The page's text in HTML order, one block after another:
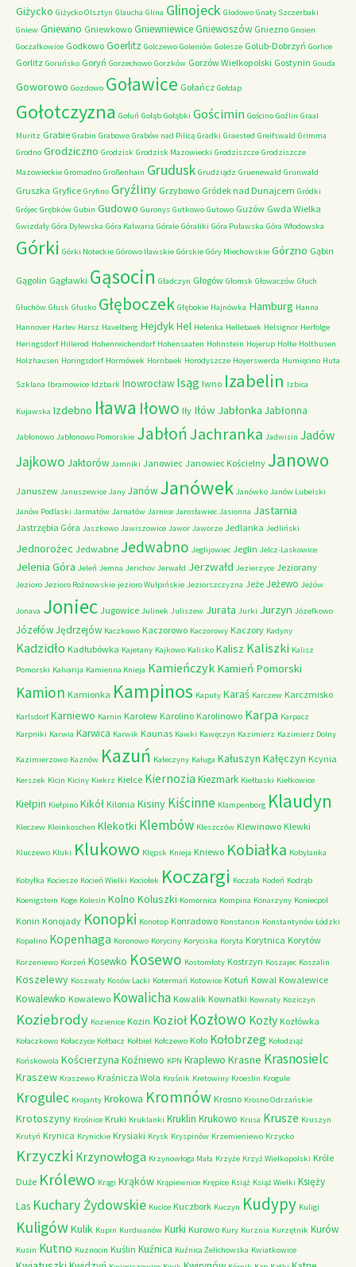
Giżycko Giżycko Olsztyn Glaucha Glina Glinojeck Glodowo Gnaty Szczerbaki
Gniew Gniewino Gniewkowo GniewniewiceGniewoszów Gniezno Gnoien
Goczałkowice Godkowo Goerlitz Golczewo Goleniów Golesze Golub-Dobrzyń Gorlice
Gorlitz Goruńsko Goryń Gorzechowo Gorzków Gorzów Wielkopolski Gostynin Gouda
Goworowo Gozdowo Goławice Gołańcz Gołdap
Gołotczyzna Gołuń Gołąb Gołąbki Gościmin Gościno Goźlin Graal
Muritz Grabie Grabin Grabowo Grabów nad Pilicą Gradki Graested Greifswald Grimma
Grodno Grodziczno Grodzisk Grodzisk Mazowiecki Grodziszcze Grodziszcze
Mazowieckie Gromadno Großenhain Grudusk Grudziądz Gruenewald Grunwald
Gruszka Gryfice Gryfino Gryźliny Grzybowo Gródek nad Dunajcem Gródki
Grójec Grębków Gubin Gudowo Guronys Gutkowo Gutowo Guzów Gwda Wielka
Gwizdały Góra Dylewska Góra Kalwaria Górale Góraliki Góra Puławska Góra Włodowska
Górki Górki Noteckie Górowo Iławskie Górskie Góry Miechowskie Górzno Gąbin
Gągolin Gągławki Gąsocin Gładczyn Głogów Głomsk Głowaczów Głuch
Głuchów Głusk Głusko Głęboczek Głębokie Hajnówka Hamburg Hanna
Hannover Harlev Harsz Havelberg HejdykHel Helenka Hellebaek Helsignor Herfolge
Heringsdorf Hillerod Hohenreichendorf Hohensaaten Hohnstein Hojerup Holte Holthusen
Holzhausen Horingsdorf Hormówek Hornbaek Horodyszcze Hoyerswerda Humięcino Huta
Szklana Ibramowice Idzbark Inowrocław Isąg Iwno Izabelin Izbica
Kujawska Izdebno Iława Iłowo Iły Iłów Jabłonka Jabłonna
Jabłonowo Jabłonowo Pomorskie JabłońJachranka Jadwisin Jadów
Jajkowo Jaktorów Jamniki Janowiec Janowiec Kościelny Janowo
Januszew Januszewice Jany Janów Janówek Janówko Janów Lubelski
Janów Podlaski Jarmatów Jarnatów Jarnice Jarosławiec Jasionna Jastarnia
Jastrzębia Góra Jaszkowo Jawiszowice Jawor Jaworze Jedlanka Jedliński
Jednorożec Jedwabne Jedwabno Jeglijowiec Jeglin Jelcz-Laskowice
Jelenia Góra Jeleń Jemna Jerichov Jerwałd Jerzwałd Jezierzyce Jeziorany
Jezioro Jezioro Rożnowskie jezioro Wulpińskie Jeziorszczyzna Jeże Jeżewo Jeżów
Jonava Joniec Jugowice Julinek Juliszew Jurata Jurki Jurzyn Józefkowo
JózefówJędrzejów Kaczkowo Kaczorowo Kaczorowy Kaczory Kadyny
Kadzidło Kadłubówka Kajetany Kajkowo Kalisko Kalisz Kaliszki Kalisz
Pomorski Kalvarija Kamienna Knieja Kamieńczyk Kamień Pomorski
Kamion Kamionka Kampinos Kaputy Karaś Karczew Karczmisko
Karlsdorf Karniewo Karnin Karolew Karolino Karolinowo Karpa Karpacz
Karpniki Karwia Karwica Karwik Kaunas Kawki Kawęczyn Kazimierz Kazimierz Dolny
Kazimierzowo Kaznów Kazuń Kałeczyny Kaługa Kałuszyn Kałęczyn Kcynia
Kerszek Kicin Kiciny Kiekrz Kielce Kiernozia Kiezmark Kiełbaski Kiełkowice
Kiełpin Kiełpino Kikół Kilonia Kisiny Kiścinne Klampenborg Klaudyn
Kleczew Kleinkoschen Klekotki Klembów Kleszczów Klewinowo Klewki
Kluczewo Kluki Klukowo Klępsk Knieja Kniewo Kobiałka Kobylanka
Kobyłka Kociesze Kocień Wielki Kociołek Koczargi Koczała Kodeń Kodrąb
Koenigstein Koge Kolesin Kolno Koluszki Komornica Kompina Konarzyny Koniecpol
Konin Konojady Konopki Konotop Konradowo Konstancin Konstantynów Łódzki
Kopalino Kopenhaga Koronowo Koryciny Koryciska Koryta Korytnica Korytów
Korzeniewo Korzeń Kosewko Kosewo Kostomłoty Kostrzyn Koszajec Koszalin
Koszelewy Koszwały Kosów Lacki Kotermań Kotowice Kotuń Kowal Kowalewice
Kowalewko Kowalewo Kowalicha Kowalik Kownatki Kownaty Koziczyn
Koziebrody Kozienice Kozin Kozioł Kozłowo Kozły Kozłówka
Kołaczkowo Kołaczyce Kołbacz Kołbiel Kołczewo Koło Kołobrzeg Kołodziąż
Końskowola Kościerzyna Koźniewo KPN Kraplewo Krasne Krasnosielc
Kraszew Kraszewo Kraśnicza Wola Kraśnik Kretowiny Kroeslin Krogule
Krogulec Krojanty Krokowa Kromnów Krosno Krosno Odrzańskie
Krotoszyny Krośnice Kruki Kruklanki Kruklin Krukowo Krusa Krusze Kruszyn
Krutyń Krynica Krynickie Krysiaki Krysk Kryspinów Krzemieniewo Krzycko
Krzyczki Krzynowłoga Krzynowłoga Mała Krzyże Krzyż Wielkopolski Króle
Duże Królewo Krągi Krąków Krąpiewnice Krępice Książ Książ Wielki Księży
Las Kuchary Żydowskie Kucice Kuczbork Kuczyn Kudypy Kuligi
KuligówKulik Kupin Kurdwanów Kurki Kurowo Kury Kurznia Kurzętnik Kurów
Kusin Kutno Kuznocin Kuślin Kuźnica Kuźnica Żelichowska Kwiatkowice